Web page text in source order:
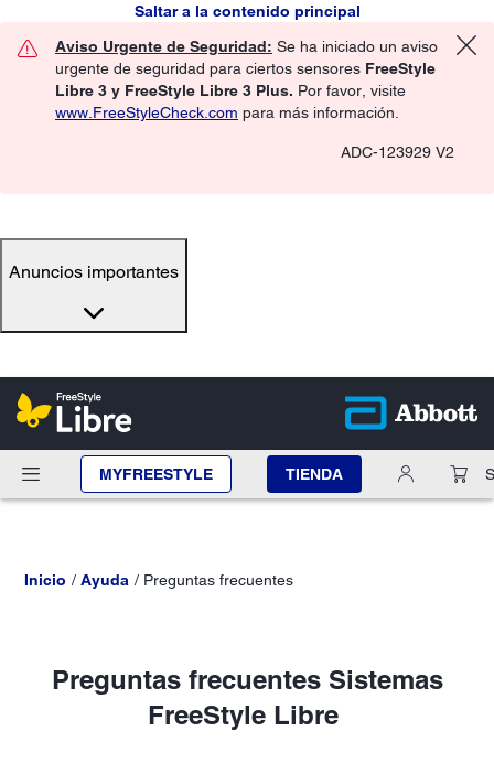
Saltar a la contenido principal
Aviso Urgente de Seguridad: Se ha iniciado un aviso
urgente de seguridad para ciertos sensores FreeStyle
Libre 3 y FreeStyle Libre 3 Plus. Por favor, visite
www.FreeStyleCheck.com para más información.
ADC-123929 V2
Anuncios importantes
MYFREESTYLE TIENDA
Inicio Ayuda Preguntas frecuentes
Preguntas frecuentes Sistemas
FreeStyle Libre